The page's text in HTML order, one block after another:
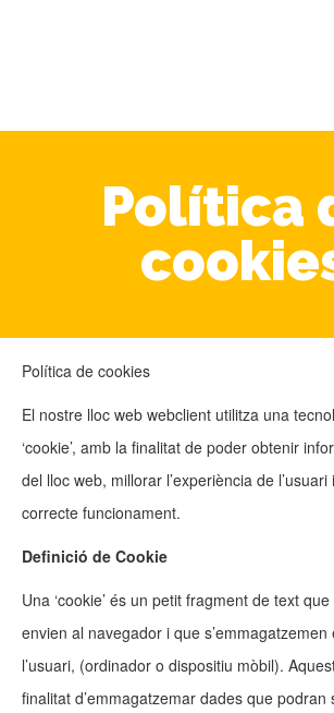
Política
Política de cookies
El nostre lloc web webclient utilitza una
‘cookie’, amb la finalitat de poder obtenir
del lloc web, millorar l’experiència de
correcte funcionament.
Definició de Cookie
Una ‘cookie’ és un petit fragment de text
envien al navegador i que
l’usuari, (ordinador o dispositiu mòbil).
finalitat d’emmagatzemar dades que podran